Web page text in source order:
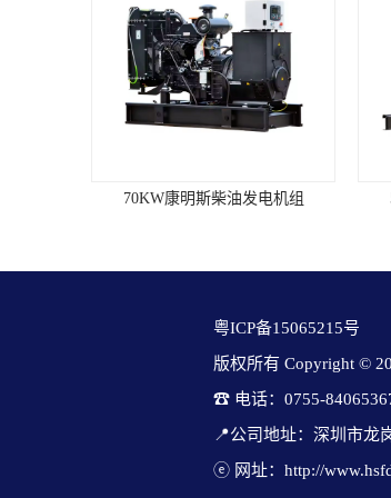
BOSCH滑动齿轮式起动电机，交流充
电发电机。■ 冷启动性能：无辅助装
置时，冷启动的较低环境温度
为-7℃。环境要求海拔高度(m)：
≤1000燃油标准：0#轻柴油大气压力
(kPa)：≥89.9机油标准：CF级/15W-40
级:≤GB/T2423.16/2级抗地震强度：水
平加速度0.2g垂直加速度0.1g发电机
功率(KW)：2000机组尺寸(mm)：
转速(r/min)：1500燃油耗（g/kw.h)：
≤-15%/+20%稳态电压调整率：≤±1%
电压稳定时间：≤3sec电压波动率：
≤0.5%电压波形失真度：≤8%稳态频
率调整率：≤5%瞬态频率调整率：
波动率：≤1.5%发动机参数 柴油机品
70KW康明斯柴油发电机组
80KW康明斯柴油发电机组
粤ICP备15065215号
版权所有 Copyright ©
☎ 电话：0755-
📍公司地址：深圳市龙
ⓔ 网址：http://